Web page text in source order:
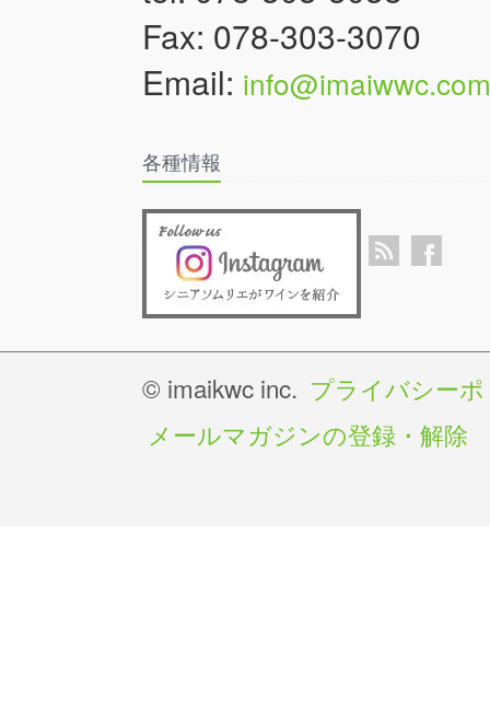
Fax: 078-303-3070
Email: info@imaiwwc.com
各種情報
© imaikwc inc. プライバシー
メールマガジンの登録・解除